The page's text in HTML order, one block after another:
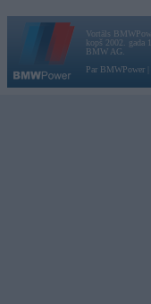
Vortāls
kopš 2002. gada
BMW AG.
Par BMWPower